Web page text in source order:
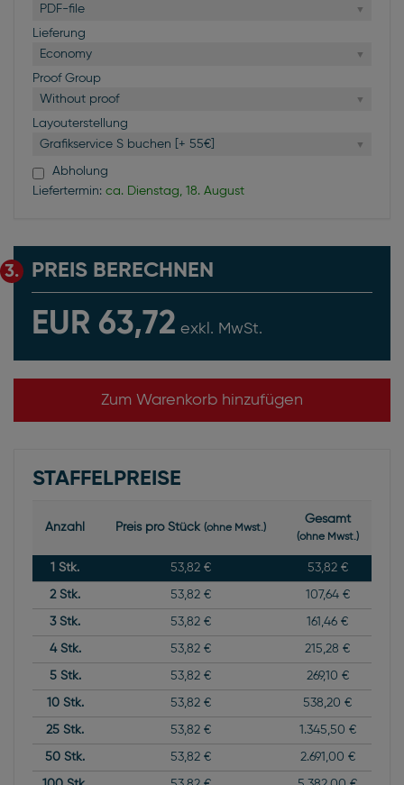
PDF-file
Lieferung
Economy
Proof Group
Without proof
Layouterstellung
Grafikservice S buchen [+ 55€]
Abholung
Liefertermin: ca. Dienstag, 18. August
3. PREIS BERECHNEN
EUR 63,72 exkl. MwSt.
Zum Warenkorb hinzufügen
STAFFELPREISE
Anzahl Preis pro Stück (ohne Mwst.)
Gesamt
(ohne Mwst.)
1 Stk. 53,82 € 53,82 €
2Stk. 53,82 € 107,64 €
3Stk. 53,82 € 161,46 €
4Stk. 53,82 € 215,28 €
5Stk. 53,82 € 269,10 €
10Stk. 53,82 € 538,20 €
25 Stk. 53,82 € 1.345,50 €
50 Stk. 53,82 € 2.691,00 €